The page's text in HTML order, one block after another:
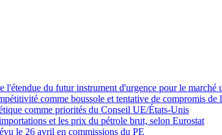
l'étendue du futur instrument d'urgence pour le marché
comme boussole et tentative de compromis de
comme priorités du Conseil UE/États-Unis
et les prix du pétrole brut, selon Eurostat
le 26 avril en commissions du PE